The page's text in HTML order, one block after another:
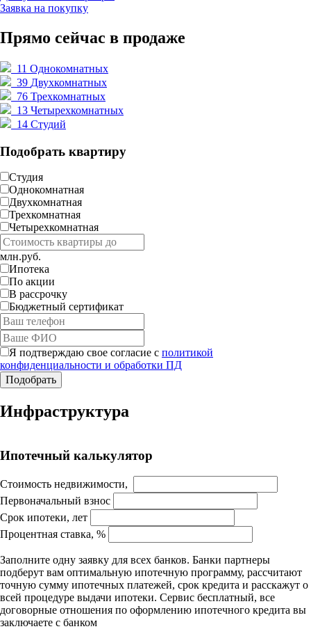
Заявка на покупку
Прямо сейчас в продаже
11 Однокомнатных
39 Двухкомнатных
76 Трехкомнатных
13 Четырехкомнатных
14 Студий
Подобрать квартиру
Студия
Однокомнатная
Двухкомнатная
Трехкомнатная
Четырехкомнатная
млн.руб.
Ипотека
По акции
В рассрочку
Бюджетный сертификат
Я подтверждаю свое согласие с политикой
конфиденциальности и обработки ПД
Инфраструктура
Для корректной работы Raster JS API нужен ключ. Помощь:
Ипотечный калькулятор
Стоимость недвижимости,
Первоначальный взнос
Срок ипотеки, лет
Процентная ставка, %
Заполните одну заявку для всех банков. Банки партнеры
подберут вам оптимальную ипотечную программу, рассчитают
точную сумму ипотечных платежей, срок кредита и расскажут о
всей процедуре выдачи ипотеки. Сервис бесплатный, все
договорные отношения по оформлению ипотечного кредита вы
заключаете с банком